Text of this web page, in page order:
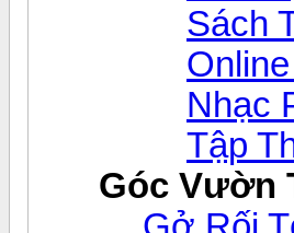
Sách
Nhạc
Tập
Góc Vườn